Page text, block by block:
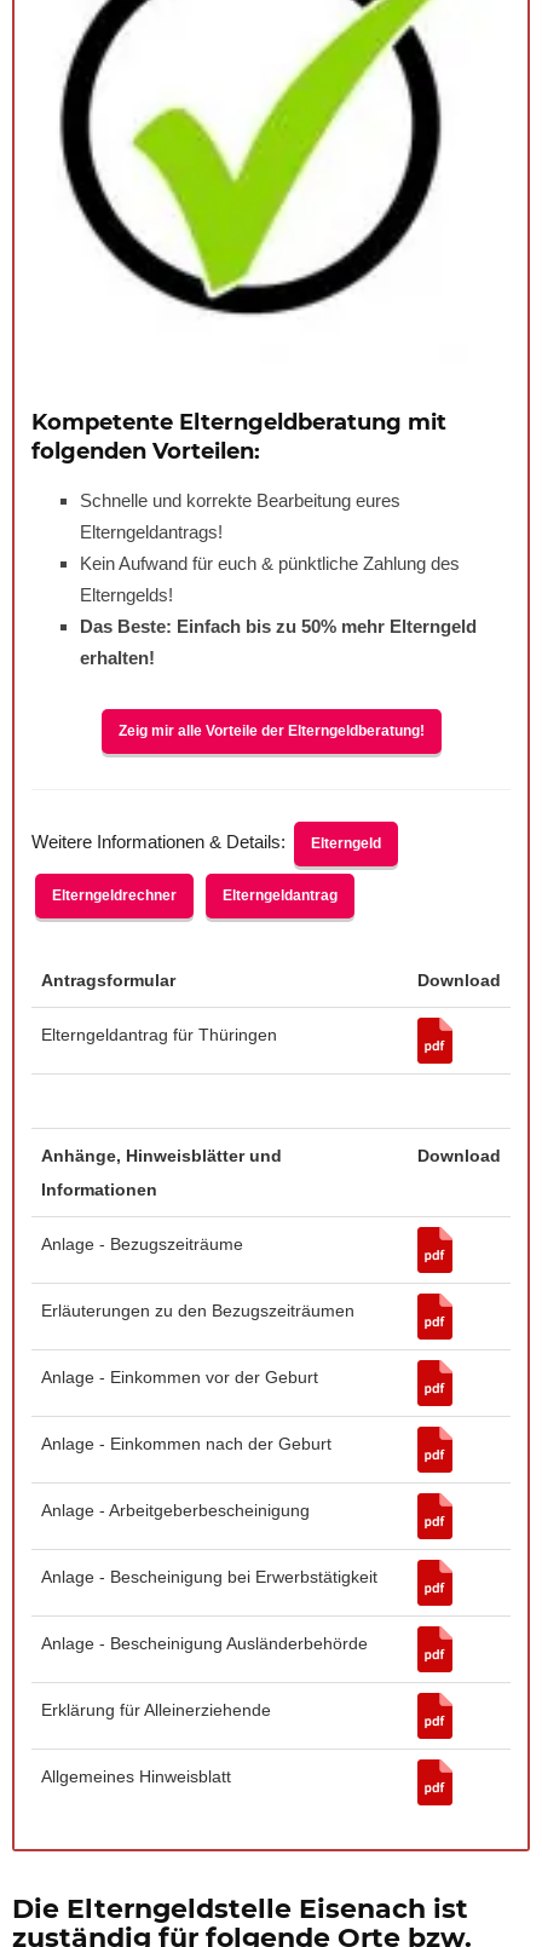
Kompetente Elterngeldberatung mit
folgenden Vorteilen:
Schnelle und korrekte Bearbeitung eures
Elterngeldantrags!
Kein Aufwand für euch & pünktliche Zahlung des
Elterngelds!
Das Beste: Einfach bis zu 50% mehr Elterngeld
erhalten!
Zeig mir alle Vorteile der Elterngeldberatung!
Weitere Informationen & Details: Elterngeld
Elterngeldrechner Elterngeldantrag
Antragsformular Download
Elterngeldantrag für Thüringen
Anhänge, Hinweisblätter und
Informationen
Download
Anlage - Bezugszeiträume
Erläuterungen zu den Bezugszeiträumen
Anlage - Einkommen vor der Geburt
Anlage - Einkommen nach der Geburt
Anlage - Arbeitgeberbescheinigung
Anlage - Bescheinigung bei Erwerbstätigkeit
Anlage - Bescheinigung Ausländerbehörde
Erklärung für Alleinerziehende
Allgemeines Hinweisblatt
Die Elterngeldstelle Eisenach ist
zuständig für folgende Orte bzw.